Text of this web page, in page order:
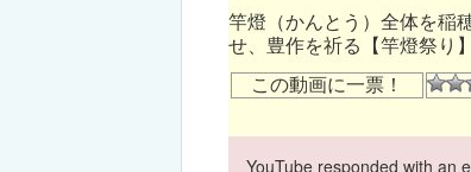
竿燈（かんとう）全体を稲
せ、豊作を祈る【竿燈祭り
この動画に一票！
YouTube responded with an